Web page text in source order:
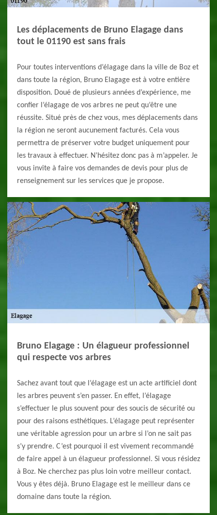
Les déplacements de Bruno Elagage dans
tout le 01190 est sans frais
Pour toutes interventions d’élagage dans la ville de Boz et
dans toute la région, Bruno Elagage est à votre entière
disposition. Doué de plusieurs années d’expérience, me
confier l’élagage de vos arbres ne peut qu’être une
réussite. Situé près de chez vous, mes déplacements dans
la région ne seront aucunement facturés. Cela vous
permettra de préserver votre budget uniquement pour
les travaux à effectuer. N’hésitez donc pas à m’appeler. Je
vous invite à faire vos demandes de devis pour plus de
renseignement sur les services que je propose.
Bruno Elagage : Un élagueur professionnel
qui respecte vos arbres
Sachez avant tout que l’élagage est un acte artificiel dont
les arbres peuvent s’en passer. En effet, l’élagage
s’effectuer le plus souvent pour des soucis de sécurité ou
pour des raisons esthétiques. L’élagage peut représenter
une véritable agression pour un arbre si l’on ne sait pas
s’y prendre. C’est pourquoi il est vivement recommandé
de faire appel à un élagueur professionnel. Si vous résidez
à Boz. Ne cherchez pas plus loin votre meilleur contact.
Vous y êtes déjà. Bruno Elagage est le meilleur dans ce
domaine dans toute la région.